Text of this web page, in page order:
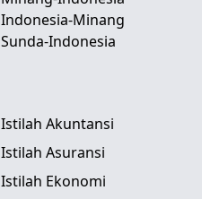
Indonesia-Minang
Sunda-Indonesia
Istilah Akuntansi
Istilah Asuransi
Istilah Ekonomi